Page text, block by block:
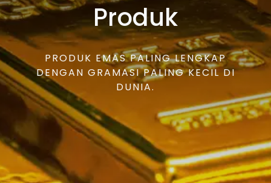
Produk
PRODUK EMAS PALING LENGKAP
DENGAN GRAMASI PALING KECIL DI
DUNIA.